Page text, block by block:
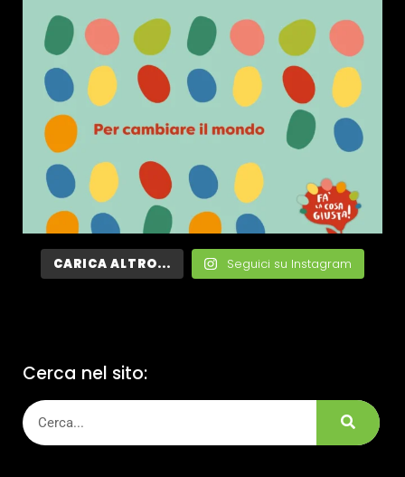
CARICA ALTRO... Seguici su Instagram
Cerca nel sito: